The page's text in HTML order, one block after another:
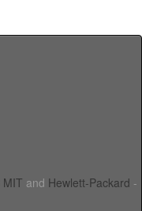
MIT and Hewlett-Packard -